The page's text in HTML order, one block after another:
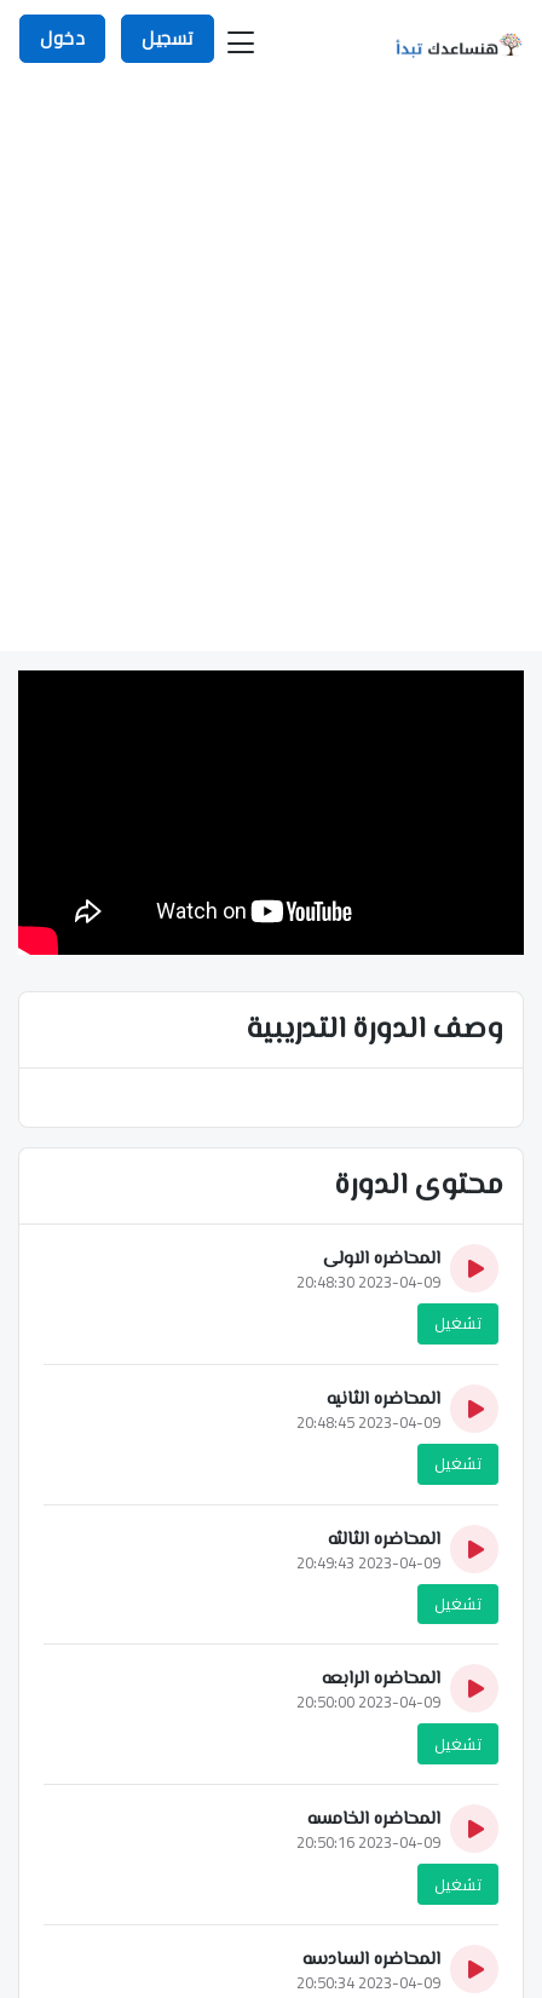
تسجيل دخول
وصف الدورة التدريبية
محتوى الدورة
المحاضره الاولى
2023-04-09 20:48:30
تشغيل
المحاضره الثانيه
2023-04-09 20:48:45
تشغيل
المحاضره الثالثه
2023-04-09 20:49:43
تشغيل
المحاضره الرابعه
2023-04-09 20:50:00
تشغيل
المحاضره الخامسه
2023-04-09 20:50:16
تشغيل
المحاضره السادسه
2023-04-09 20:50:34